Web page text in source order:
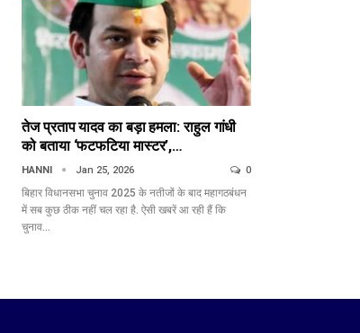
तेज प्रताप यादव का बड़ा हमला: राहुल गांधी
को बताया ‘फटफटिया मास्टर’,…
HANNI Jan 25, 2026 0
बिहार विधानसभा चुनाव 2025 के नतीजों के बाद महागठबंधन
में सब कुछ ठीक नहीं चल रहा है. ऐसी खबरें आ रही हैं कि
चुनाव…